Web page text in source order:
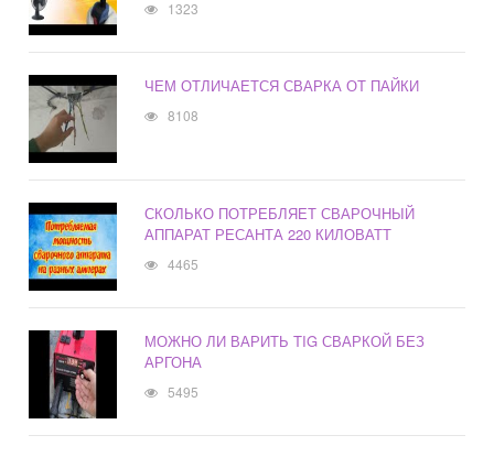
1323
ЧЕМ ОТЛИЧАЕТСЯ СВАРКА ОТ ПАЙКИ
8108
СКОЛЬКО ПОТРЕБЛЯЕТ СВАРОЧНЫЙ
АППАРАТ РЕСАНТА 220 КИЛОВАТТ
4465
МОЖНО ЛИ ВАРИТЬ TIG СВАРКОЙ БЕЗ
АРГОНА
5495